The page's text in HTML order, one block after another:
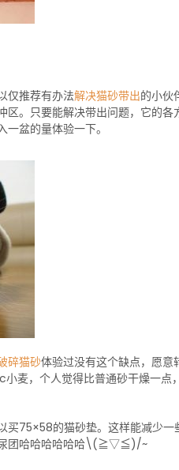
仅推荐有办法解决猫砂带出的小伙
。只要能解决带出问题，它的各
盆的量体验一下。
碎猫砂体验过没有这个缺点，愿意
麦，个人觉得比普通砂干燥一点
买75×58的猫砂垫。这样能减少
尿团哈哈哈哈哈哈\(≧▽≦)/~